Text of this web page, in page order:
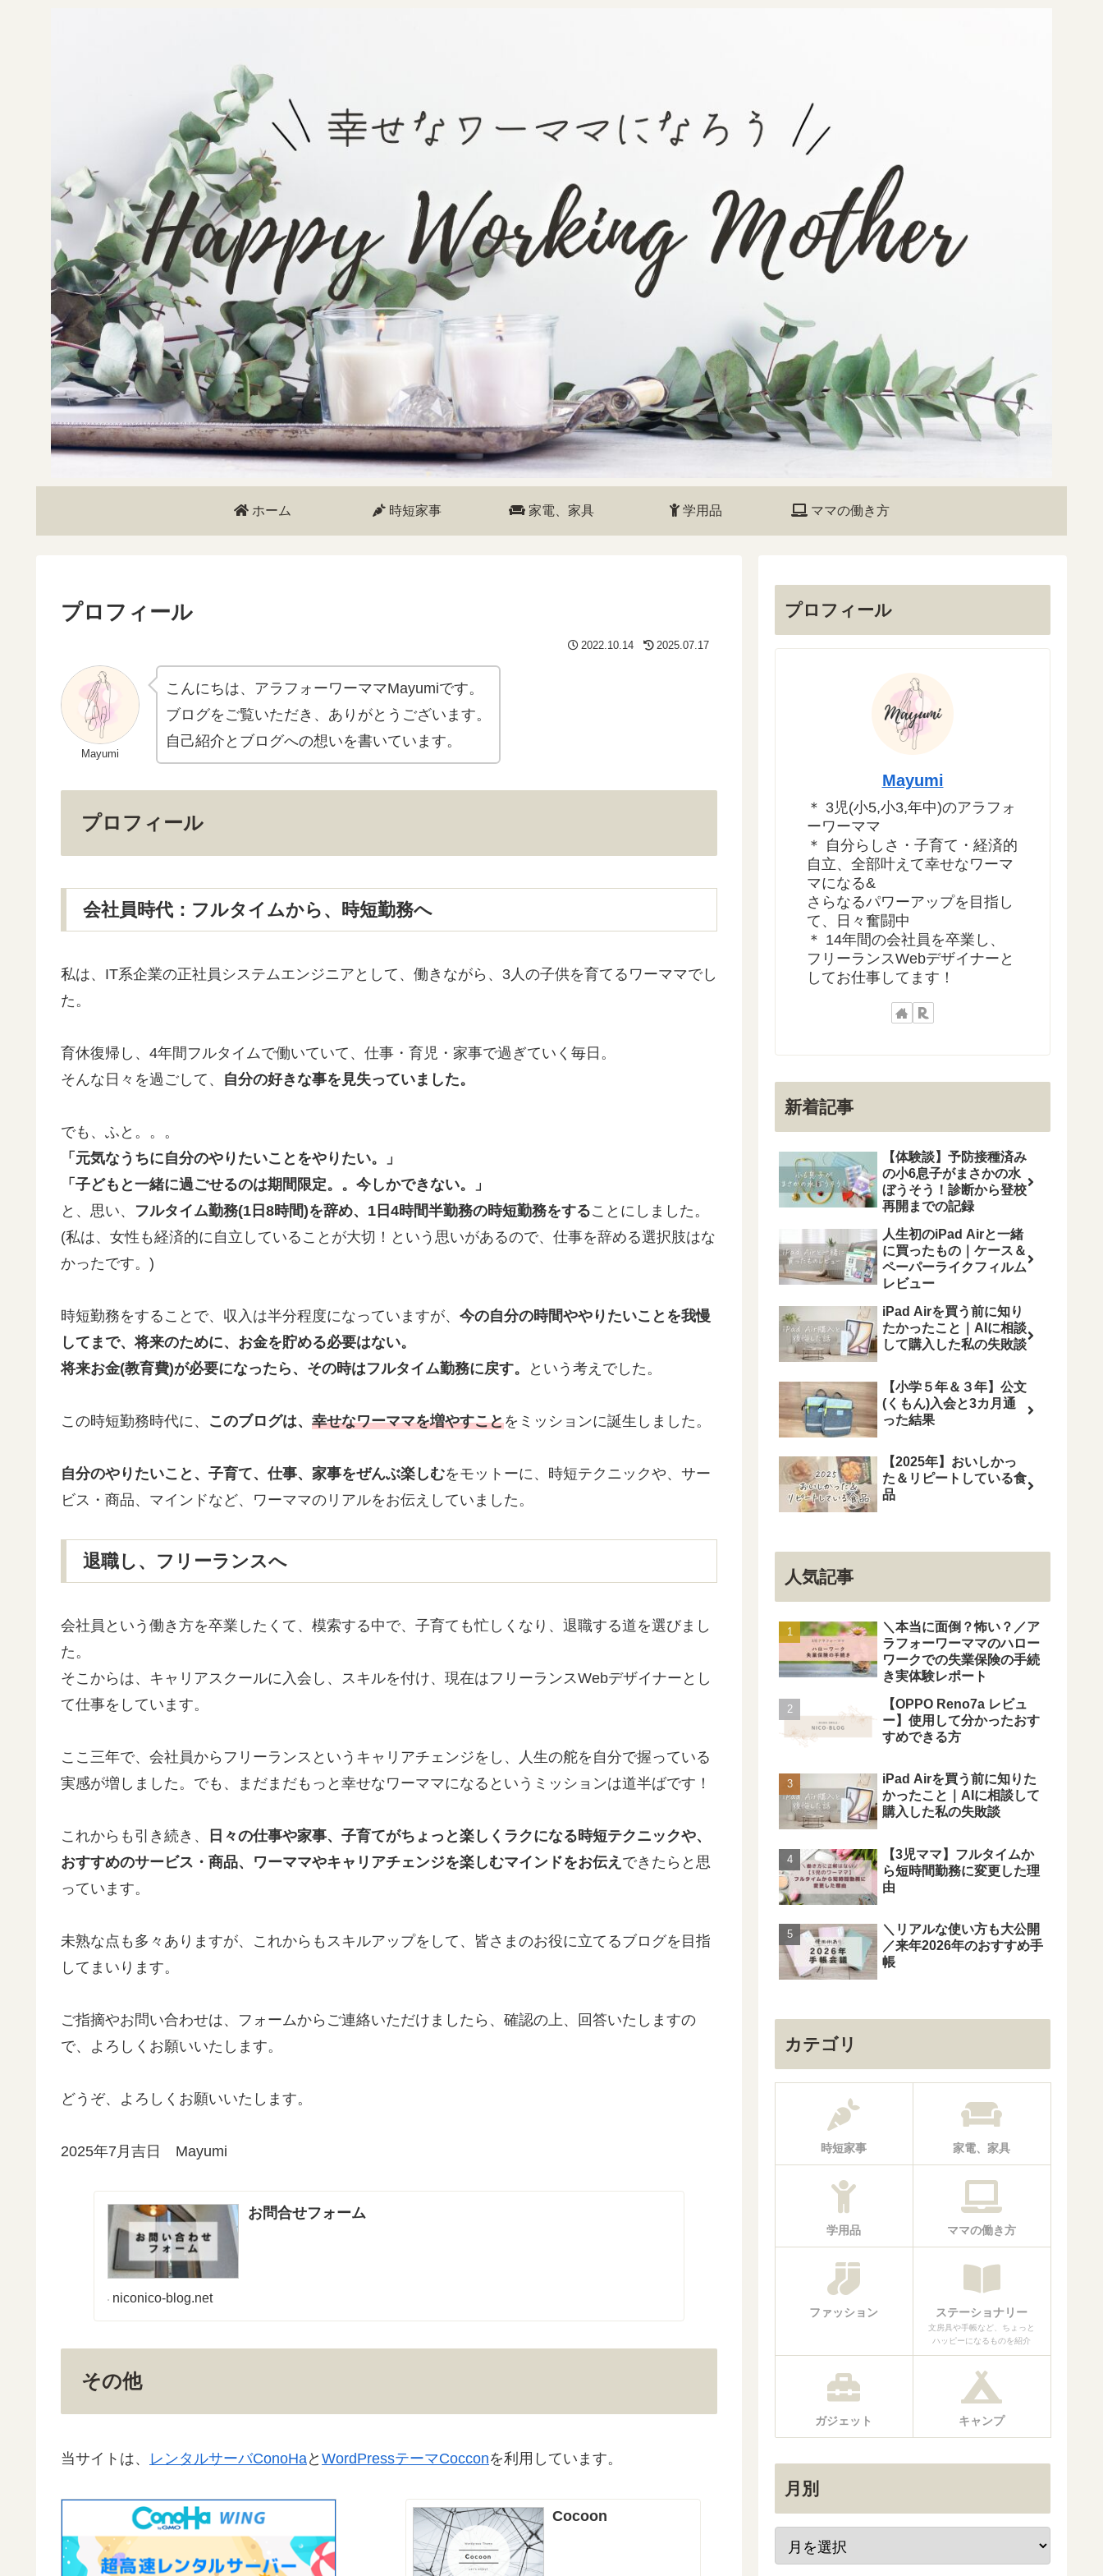
ホーム 時短家事 家電、家具 学用品 ママの働き方
プロフィール
2022.10.14 2025.07.17
Mayumi
こんにちは、アラフォーワーママMayumiです。
ブログをご覧いただき、ありがとうございます。
自己紹介とブログへの想いを書いています。
プロフィール
会社員時代：フルタイムから、時短勤務へ
私は、IT系企業の正社員システムエンジニアとして、働きながら、3人の子供を育てるワーママでし
た。
育休復帰し、4年間フルタイムで働いていて、仕事・育児・家事で過ぎていく毎日。
そんな日々を過ごして、 自分の好きな事を見失っていました。
でも、ふと。。。
「元気なうちに自分のやりたいことをやりたい。」
「子どもと一緒に過ごせるのは期間限定。。今しかできない。」
と、思い、 フルタイム勤務(1日8時間)を辞め、1日4時間半勤務の時短勤務をすることにしました。
(私は、女性も経済的に自立していることが大切！という思いがあるので、仕事を辞める選択肢はな
かったです。)
時短勤務をすることで、収入は半分程度になっていますが、 今の自分の時間ややりたいことを我慢
してまで、将来のために、お金を貯める必要はない。
将来お金(教育費)が必要になったら、その時はフルタイム勤務に戻す。
という考えでした。
この時短勤務時代に、 このブログは、 幸せなワーママを増やすことをミッションに誕生しました。
自分のやりたいこと、子育て、仕事、家事をぜんぶ楽しむをモットーに、時短テクニックや、サー
ビス・商品、マインドなど、ワーママのリアルをお伝えしていました。
退職し、フリーランスへ
会社員という働き方を卒業したくて、模索する中で、子育ても忙しくなり、退職する道を選びまし
た。
そこからは、キャリアスクールに入会し、スキルを付け、現在はフリーランスWebデザイナーとし
て仕事をしています。
ここ三年で、会社員からフリーランスというキャリアチェンジをし、人生の舵を自分で握っている
実感が増しました。でも、まだまだもっと幸せなワーママになるというミッションは道半ばです！
これからも引き続き、
日々の仕事や家事、子育てがちょっと楽しくラクになる時短テクニックや、
おすすめのサービス・商品、ワーママやキャリアチェンジを楽しむマインドをお伝え できたらと思
っています。
未熟な点も多々ありますが、これからもスキルアップをして、皆さまのお役に立てるブログを目指
してまいります。
ご指摘やお問い合わせは、フォームからご連絡いただけましたら、確認の上、回答いたしますの
で、よろしくお願いいたします。
どうぞ、よろしくお願いいたします。
2025年7月吉日 Mayumi
お問合せフォーム
niconico-blog.net
その他
当サイトは、 レンタルサーバConoHaと WordPressテーマCocconを利用しています。
Cocoon
プロフィール
Mayumi
＊ 3児(小5,小3,年中)のアラフォ
ーワーママ
＊ 自分らしさ・子育て・経済的
自立、全部叶えて幸せなワーマ
マになる&
さらなるパワーアップを目指し
て、日々奮闘中
＊ 14年間の会社員を卒業し、
フリーランスWebデザイナーと
してお仕事してます！
新着記事
【体験談】予防接種済み
の小6息子がまさかの水
ぼうそう！診断から登校
再開までの記録
人生初のiPad Airと一緒
に買ったもの｜ケース＆
ペーパーライクフィルム
レビュー
iPad Airを買う前に知り
たかったこと｜AIに相談
して購入した私の失敗談
【小学５年＆３年】公文
(くもん)入会と3カ月通
った結果
【2025年】おいしかっ
た＆リピートしている食
品
人気記事
＼本当に面倒？怖い？／ア
ラフォーワーママのハロー
ワークでの失業保険の手続
き実体験レポート
【OPPO Reno7a レビュ
ー】使用して分かったおす
すめできる方
iPad Airを買う前に知りた
かったこと｜AIに相談して
購入した私の失敗談
【3児ママ】フルタイムか
ら短時間勤務に変更した理
由
＼リアルな使い方も大公開
／来年2026年のおすすめ手
帳
カテゴリ
時短家事 家電、家具
学用品 ママの働き方
ファッション ステーショナリー
文房具や手帳など、ちょっと
ハッピーになるものを紹介
ガジェット キャンプ
月別